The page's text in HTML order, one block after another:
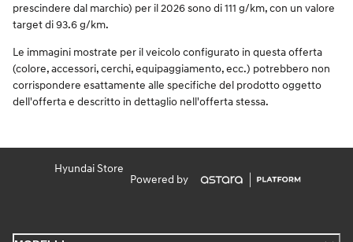
prescindere dal marchio) per il 2026 sono di 111 g/km, con un valore
target di 93.6 g/km.
Le immagini mostrate per il veicolo configurato in questa offerta
(colore, accessori, cerchi, equipaggiamento, ecc.) potrebbero non
corrispondere esattamente alle specifiche del prodotto oggetto
dell'offerta e descritto in dettaglio nell'offerta stessa.
Hyundai Store
Powered by